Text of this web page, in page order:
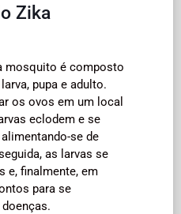
Zika
mosquito é composto
pupa e adulto.
os ovos em um local
eclodem e se
se de
as larvas se
e, finalmente, em
para se